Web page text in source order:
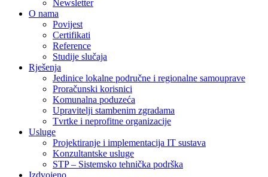
Newsletter
O nama
Povijest
Certifikati
Reference
Studije slučaja
Rješenja
Jedinice lokalne područne i regionalne samouprave
Proračunski korisnici
Komunalna poduzeća
Upravitelji stambenim zgradama
Tvrtke i neprofitne organizacije
Usluge
Projektiranje i implementacija IT sustava
Konzultantske usluge
STP – Sistemsko tehnička podrška
Izdvojeno